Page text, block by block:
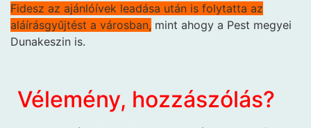
Fidesz az ajánlóívek leadása után is folytatta az
aláírásgyűjtést a városban, mint ahogy a Pest megyei
Dunakeszin is.
Vélemény, hozzászólás?